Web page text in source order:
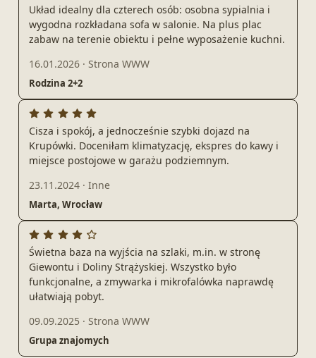
Układ idealny dla czterech osób: osobna sypialnia i
wygodna rozkładana sofa w salonie. Na plus plac
zabaw na terenie obiektu i pełne wyposażenie kuchni.
16.01.2026 · Strona WWW
Rodzina 2+2
Cisza i spokój, a jednocześnie szybki dojazd na
Krupówki. Doceniłam klimatyzację, ekspres do kawy i
miejsce postojowe w garażu podziemnym.
23.11.2024 · Inne
Marta, Wrocław
Świetna baza na wyjścia na szlaki, m.in. w stronę
Giewontu i Doliny Strążyskiej. Wszystko było
funkcjonalne, a zmywarka i mikrofalówka naprawdę
ułatwiają pobyt.
09.09.2025 · Strona WWW
Grupa znajomych